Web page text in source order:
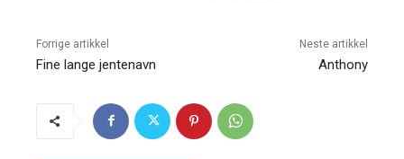
Forrige artikkel
Fine lange jentenavn
Neste artikkel
Anthony